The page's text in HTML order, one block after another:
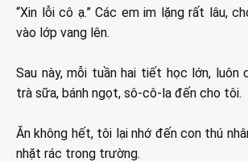
“Xin lỗi cô ạ.” Các em im lặng rất lâu,
vào lớp vang lên.
Sau này, mỗi tuần hai tiết học lớn, luôn
trà sữa, bánh ngọt, sô-cô-la đến cho tôi.
Ăn không hết, tôi lại nhớ đến con thú
nhặt rác trong trường.